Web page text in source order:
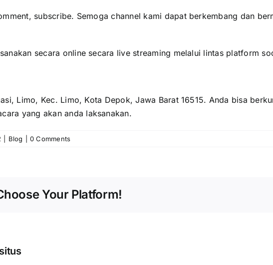
subscribe. Semoga channel kami dapat berkembang dan
secara online secara live streaming melalui lintas platform
Limo, Kec. Limo, Kota Depok, Jawa Barat 16515. Anda bisa
yang akan anda laksanakan.
Blog 0 Comments
Your Platform!